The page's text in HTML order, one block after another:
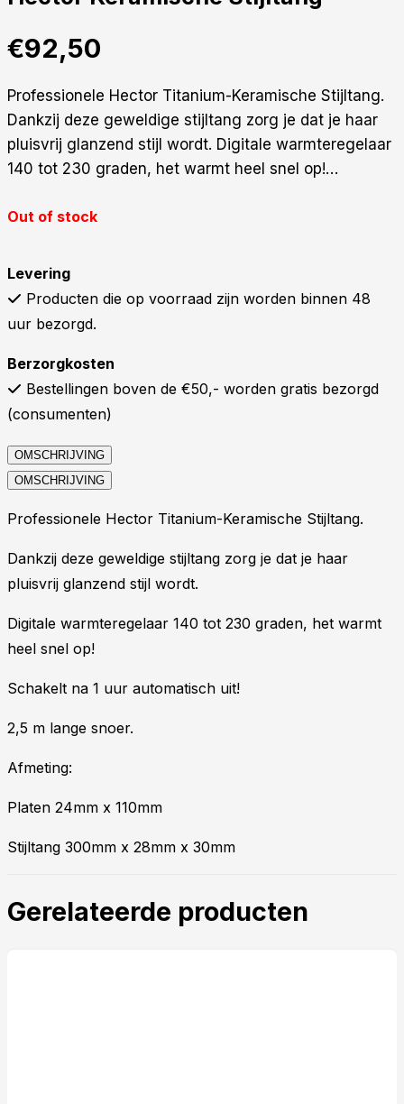
€92,50
Professionele Hector Titanium-Keramische Stijltang.
Dankzij deze geweldige stijltang zorg je dat je haar
pluisvrij glanzend stijl wordt. Digitale warmteregelaar
140 tot 230 graden, het warmt heel snel op!…
Out of stock
Levering
Producten die op voorraad zijn worden binnen 48
uur bezorgd.
Berzorgkosten
Bestellingen boven de €50,- worden gratis bezorgd
(consumenten)
OMSCHRIJVING
OMSCHRIJVING
Professionele Hector Titanium-Keramische Stijltang.
Dankzij deze geweldige stijltang zorg je dat je haar
pluisvrij glanzend stijl wordt.
Digitale warmteregelaar 140 tot 230 graden, het warmt
heel snel op!
Schakelt na 1 uur automatisch uit!
2,5 m lange snoer.
Afmeting:
Platen 24mm x 110mm
Stijltang 300mm x 28mm x 30mm
Gerelateerde producten